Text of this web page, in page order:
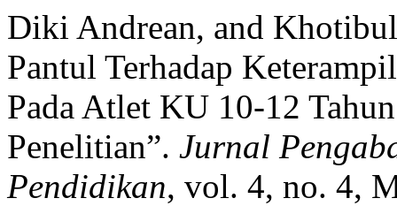
Diki Andrean, and
Pantul Terhadap
Pada Atlet KU 10-12
Penelitian”. Jurnal
Pendidikan, vol. 4, no. 4,